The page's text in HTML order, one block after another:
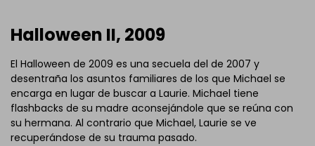
Halloween II, 2009
El Halloween de 2009 es una secuela del de 2007 y
desentraña los asuntos familiares de los que Michael se
encarga en lugar de buscar a Laurie. Michael tiene
flashbacks de su madre aconsejándole que se reúna con
su hermana. Al contrario que Michael, Laurie se ve
recuperándose de su trauma pasado.